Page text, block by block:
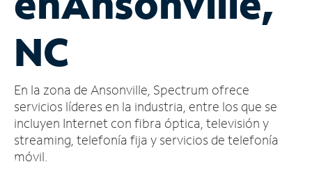
cuenta
Encuentra
tienda
NC
En la zona de Ansonville, Spectrum ofrece
servicios líderes en la industria, entre los que se
incluyen Internet con fibra óptica, televisión y
streaming, telefonía fija y servicios de telefonía
móvil.